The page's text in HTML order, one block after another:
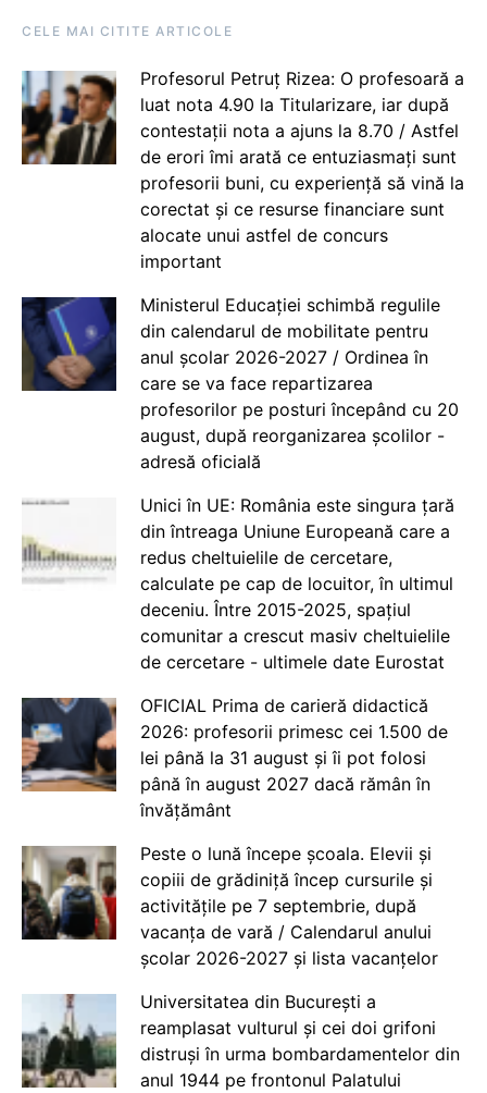
CELE MAI CITITE ARTICOLE
Profesorul Petruț Rizea: O profesoară a
luat nota 4.90 la Titularizare, iar după
contestații nota a ajuns la 8.70 / Astfel
de erori îmi arată ce entuziasmați sunt
profesorii buni, cu experiență să vină la
corectat și ce resurse financiare sunt
alocate unui astfel de concurs
important
Ministerul Educației schimbă regulile
din calendarul de mobilitate pentru
anul școlar 2026-2027 / Ordinea în
care se va face repartizarea
profesorilor pe posturi începând cu 20
august, după reorganizarea școlilor -
adresă oficială
Unici în UE: România este singura țară
din întreaga Uniune Europeană care a
redus cheltuielile de cercetare,
calculate pe cap de locuitor, în ultimul
deceniu. Între 2015-2025, spațiul
comunitar a crescut masiv cheltuielile
de cercetare - ultimele date Eurostat
OFICIAL Prima de carieră didactică
2026: profesorii primesc cei 1.500 de
lei până la 31 august și îi pot folosi
până în august 2027 dacă rămân în
învățământ
Peste o lună începe școala. Elevii și
copiii de grădiniță încep cursurile și
activitățile pe 7 septembrie, după
vacanța de vară / Calendarul anului
școlar 2026-2027 și lista vacanțelor
Universitatea din București a
reamplasat vulturul și cei doi grifoni
distruși în urma bombardamentelor din
anul 1944 pe frontonul Palatului